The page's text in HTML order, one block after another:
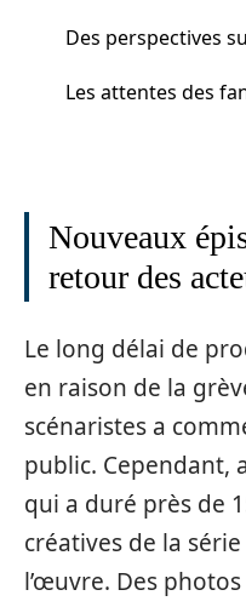
Des perspectives
Les attentes des
Nouveaux
retour des
Le long délai de
en raison de la
scénaristes a
public. Cependant,
qui a duré près de
créatives de la
l’œuvre. Des